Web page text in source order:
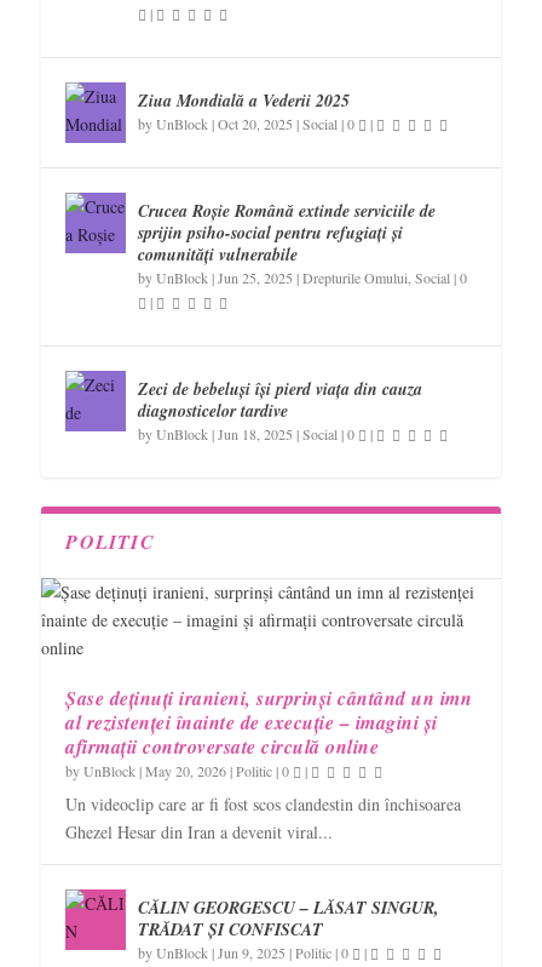
|
Ziua Mondială a Vederii 2025
byUnBlock |Oct 20, 2025 |Social |0 |
Crucea Roșie Română extinde serviciile de
sprijin psiho-social pentru refugiați și
comunități vulnerabile
byUnBlock |Jun 25, 2025 |Drepturile Omului ,Social |0
|
Zeci de bebeluși își pierd viața din cauza
diagnosticelor tardive
byUnBlock |Jun 18, 2025 |Social |0 |
POLITIC
Șase deținuți iranieni, surprinși cântând un imn
al rezistenței înainte de execuție – imagini și
afirmații controversate circulă online
byUnBlock |May 20, 2026|Politic|0 |
Un videoclip care ar fi fost scos clandestin din închisoarea
Ghezel Hesar din Iran a devenit viral...
CĂLIN GEORGESCU – LĂSAT SINGUR,
TRĂDAT ȘI CONFISCAT
byUnBlock |Jun 9, 2025 |Politic|0 |